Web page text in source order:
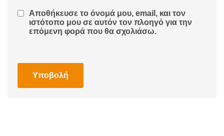
Αποθήκευσε το όνομά μου, email, και τον
ιστότοπο μου σε αυτόν τον πλοηγό για την
επόμενη φορά που θα σχολιάσω.